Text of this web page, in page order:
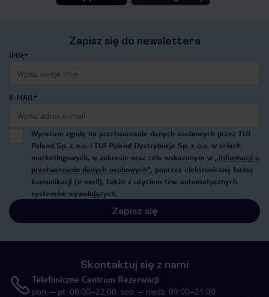
Zapisz się do newslettera
IMIĘ*
E-MAIL*
Wyrażam zgodę na przetwarzanie danych osobowych przez TUI
Poland Sp. z o.o. i TUI Poland Dystrybucja Sp. z o.o. w celach
marketingowych, w zakresie oraz celu wskazanym w „Informacji o
przetwarzaniu danych osobowych”, poprzez elektroniczną formę
komunikacji (e-mail), także z użyciem tzw. automatycznych
systemów wywołujących.
Zapisz się
Skontaktuj się z nami
Telefoniczne Centrum Rezerwacji
pon. – pt. 08:00–22:00, sob. – niedz. 09:00–21:00